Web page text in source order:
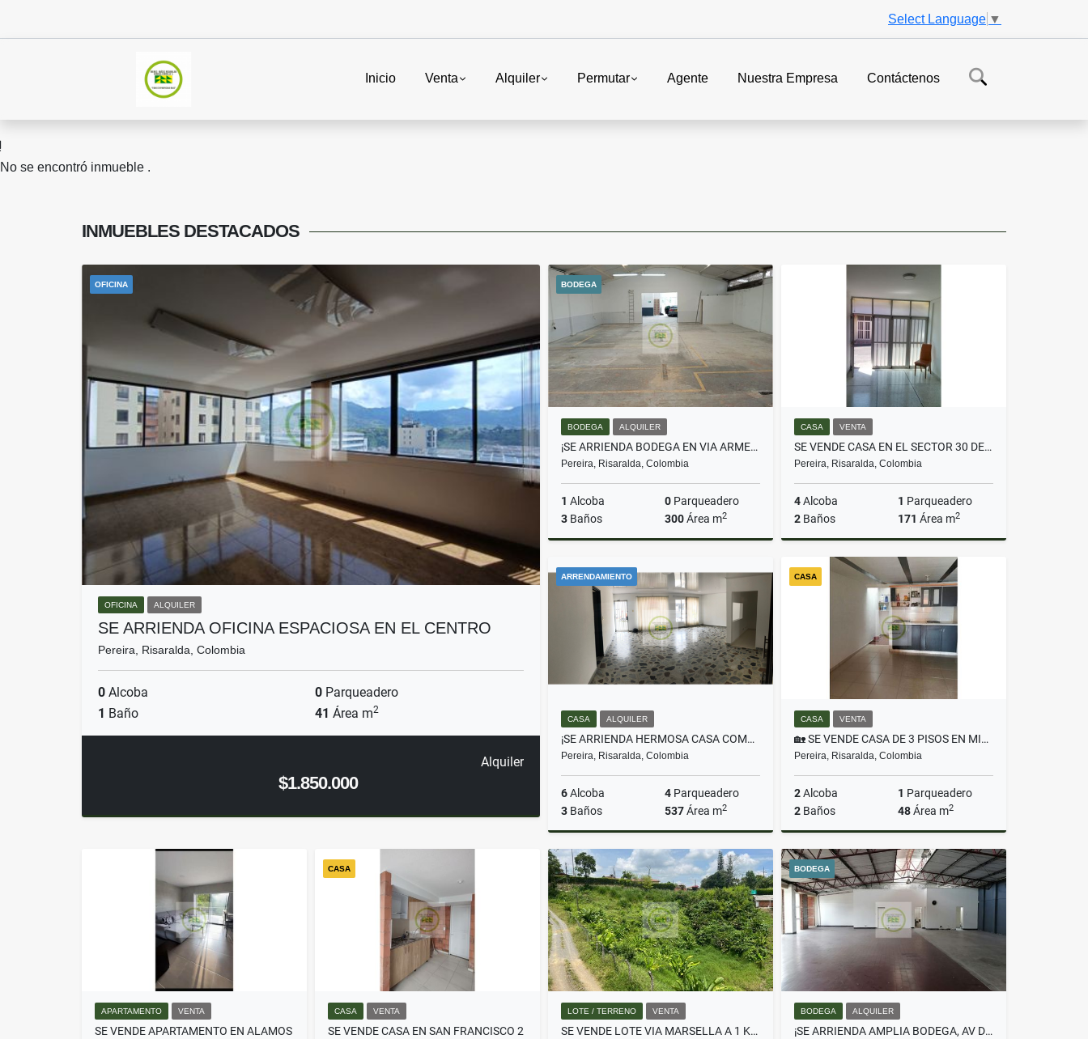
Select Language ▼
Inicio Venta Alquiler Permutar Agente Nuestra Empresa Contáctenos
No se encontró inmueble .
INMUEBLES DESTACADOS
OFICINA
OFICINA ALQUILER
SE ARRIENDA OFICINA ESPACIOSA EN EL CENTRO
Pereira, Risaralda, Colombia
0 Alcoba 0 Parqueadero
1 Baño 41 Área m2
Alquiler
$1.850.000
BODEGA
BODEGA ALQUILER
¡SE ARRIENDA BODEGA EN VIA ARMENIA!
Pereira, Risaralda, Colombia
1 Alcoba 0 Parqueadero
3 Baños 300Área m2
$8.000.000
CASA VENTA
SE VENDE CASA EN EL SECTOR 30 DE AGOSTO
Pereira, Risaralda, Colombia
4Alcoba 1 Parqueadero
2 Baños 171 Área m2
$700.000.000
ARRENDAMIENTO
CASA ALQUILER
¡SE ARRIENDA HERMOSA CASA COMERCIAL EN MARAYA!
Pereira, Risaralda, Colombia
6Alcoba 4 Parqueadero
3 Baños 537Área m2
Alquiler
$10.000.000
CASA
CASA VENTA
🏡 SE VENDE CASA DE 3 PISOS EN MIRADOR DE BELLA SARDI ✨
Pereira, Risaralda, Colombia
2Alcoba 1 Parqueadero
2 Baños 48Área m2
Venta
$275.000.000
APARTAMENTO VENTA
SE VENDE APARTAMENTO EN ALAMOS
CASA
CASA VENTA
SE VENDE CASA EN SAN FRANCISCO 2
LOTE / TERRENO VENTA
SE VENDE LOTE VIA MARSELLA A 1 KM DEL CRUCERO DE COMBIA
BODEGA
BODEGA ALQUILER
¡SE ARRIENDA AMPLIA BODEGA, AV DEL RÍO, PEREIRA!